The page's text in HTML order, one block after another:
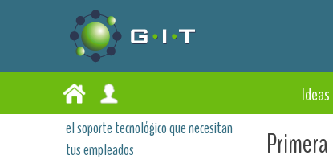
el soporte tecnológico que necesitan
tus empleados